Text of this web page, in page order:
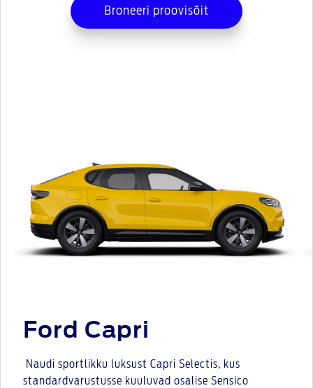
Broneeri proovisõit
Ford Capri
Naudi sportlikku luksust Capri Selectis, kus
standardvarustusse kuuluvad osalise Sensico